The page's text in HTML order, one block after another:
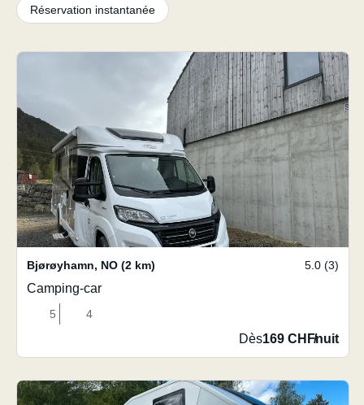
Réservation instantanée
Bjørøyhamn, NO (2 km) 5.0 (3)
Camping-car
5 4
Dès169 CHF/nuit